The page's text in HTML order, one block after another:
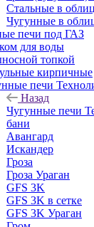
Стальные в
Чугунные в
печи под ГАЗ
для воды
топкой
кирпичные
печи
Назад
Чугунные печи
бани
Авангард
Искандер
Гроза
Гроза Ураган
GFS 3K
GFS 3K в сетке
GFS 3K Ураган